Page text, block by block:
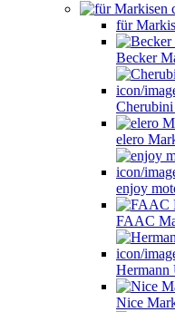
für
Becker
elero
enjoy
FAAC
Hermann
Nice